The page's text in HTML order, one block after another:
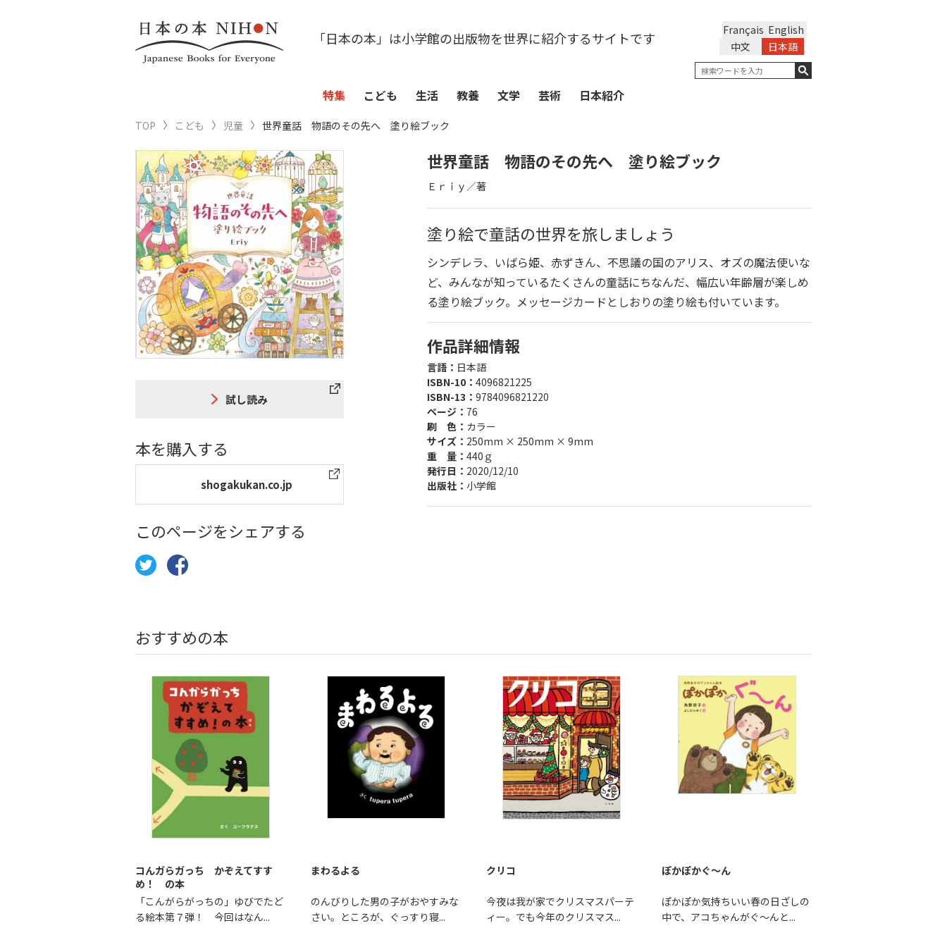
「日本の本」は小学館の出版物を世界に紹介するサイトです English
Français
日本語
中文
特集 こども 生活 教養 文学 芸術 日本紹介
TOP こども 児童 世界童話 物語のその先へ 塗り絵ブック
世界童話 物語のその先へ 塗り絵ブック
Ｅｒｉｙ／著
塗り絵で童話の世界を旅しましょう
シンデレラ、いばら姫、赤ずきん、不思議の国のアリス、オズの魔法使いな
ど、みんなが知っているたくさんの童話にちなんだ、幅広い年齢層が楽しめ
る塗り絵ブック。メッセージカードとしおりの塗り絵も付いています。
作品詳細情報
言語： 日本語
ISBN-10： 4096821225
ISBN-13： 9784096821220
ページ： 76
刷 色： カラー
サイズ： 250mm × 250mm × 9mm
重 量： 440ｇ
発行日： 2020/12/10
出版社： 小学館
試し読み
本を購入する
shogakukan.co.jp
このページをシェアする
おすすめの本
コんガらガっち かぞえてすす
め！ の本
「こんがらがっちの」ゆびでたど
る絵本第７弾！ 今回はなん...
まわるよる
のんびりした男の子がおやすみな
さい。ところが、ぐっすり寝...
クリコ
今夜は我が家でクリスマスパーテ
ィー。でも今年のクリスマス...
ぽかぽかぐ～ん
ぽかぽか気持ちいい春の日ざしの
中で、アコちゃんがぐ～んと...